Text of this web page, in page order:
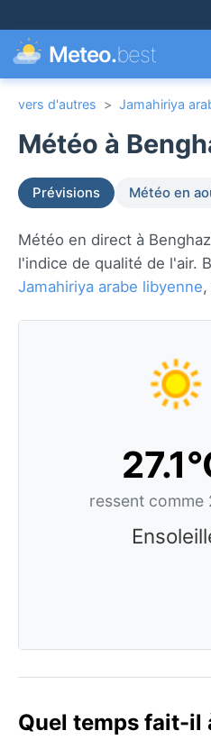
Meteo.best
vers d'autres > Jamahiriya
Météo à
Prévisions Météo en
Météo en direct à
l'indice de qualité de l'air.
Jamahiriya arabe libyenne
ressent comme
Quel temps fait-il